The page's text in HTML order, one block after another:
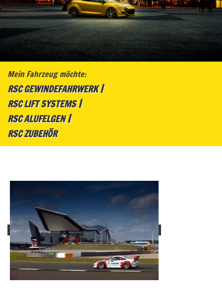
Mein Fahrzeug möchte:
RSC GEWINDEFAHRWERK
RSC LIFT SYSTEMS
RSC ALUFELGEN
RSC ZUBEHÖR